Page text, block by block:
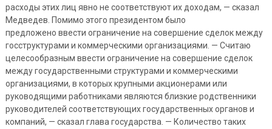
расходы этих лиц явно не соответствуют их доходам, — сказал
Медведев. Помимо этого президентом было
предложено ввести ограничение на совершение сделок между
госструктурами и коммерческими организациями. — Считаю
целесообразным ввести ограничение на совершение сделок
между государственными структурами и коммерческими
организациями, в которых крупными акционерами или
руководящими работниками являются близкие родственники
руководителей соответствующих государственных органов и
компаний, — сказал глава государства. — Количество таких